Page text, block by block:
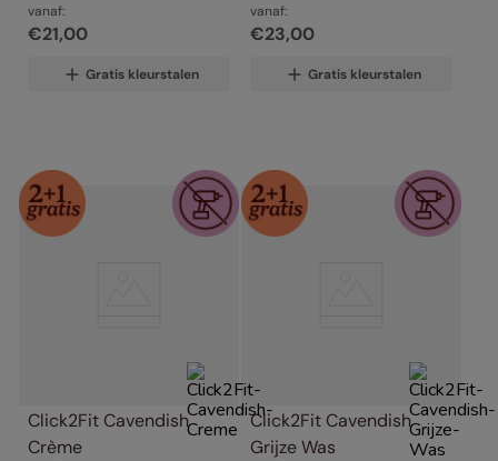
vanaf:
€21,00
Gratis kleurstalen
vanaf:
€23,00
Gratis kleurstalen
Click2Fit Cavendish
Crème
Click2Fit Cavendish
Grijze Was